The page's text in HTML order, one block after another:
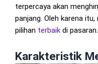
terpercaya akan
panjang. Oleh karena
pilihan terbaik di pasaran.
Karakteristik